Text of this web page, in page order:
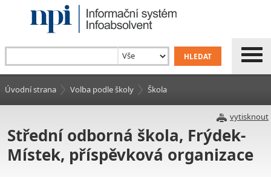
Úvodní strana Volba podle školy Škola
vytisknout
Střední odborná škola, Frýdek-
Místek, příspěvková organizace